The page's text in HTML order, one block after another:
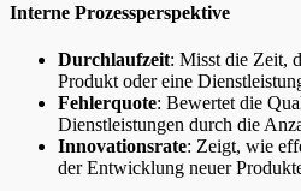
Interne Prozessperspektive
Durchlaufzeit: Misst die Zeit,
Produkt oder eine
Fehlerquote: Bewertet die
Dienstleistungen durch die
Innovationsrate: Zeigt, wie
der Entwicklung neuer